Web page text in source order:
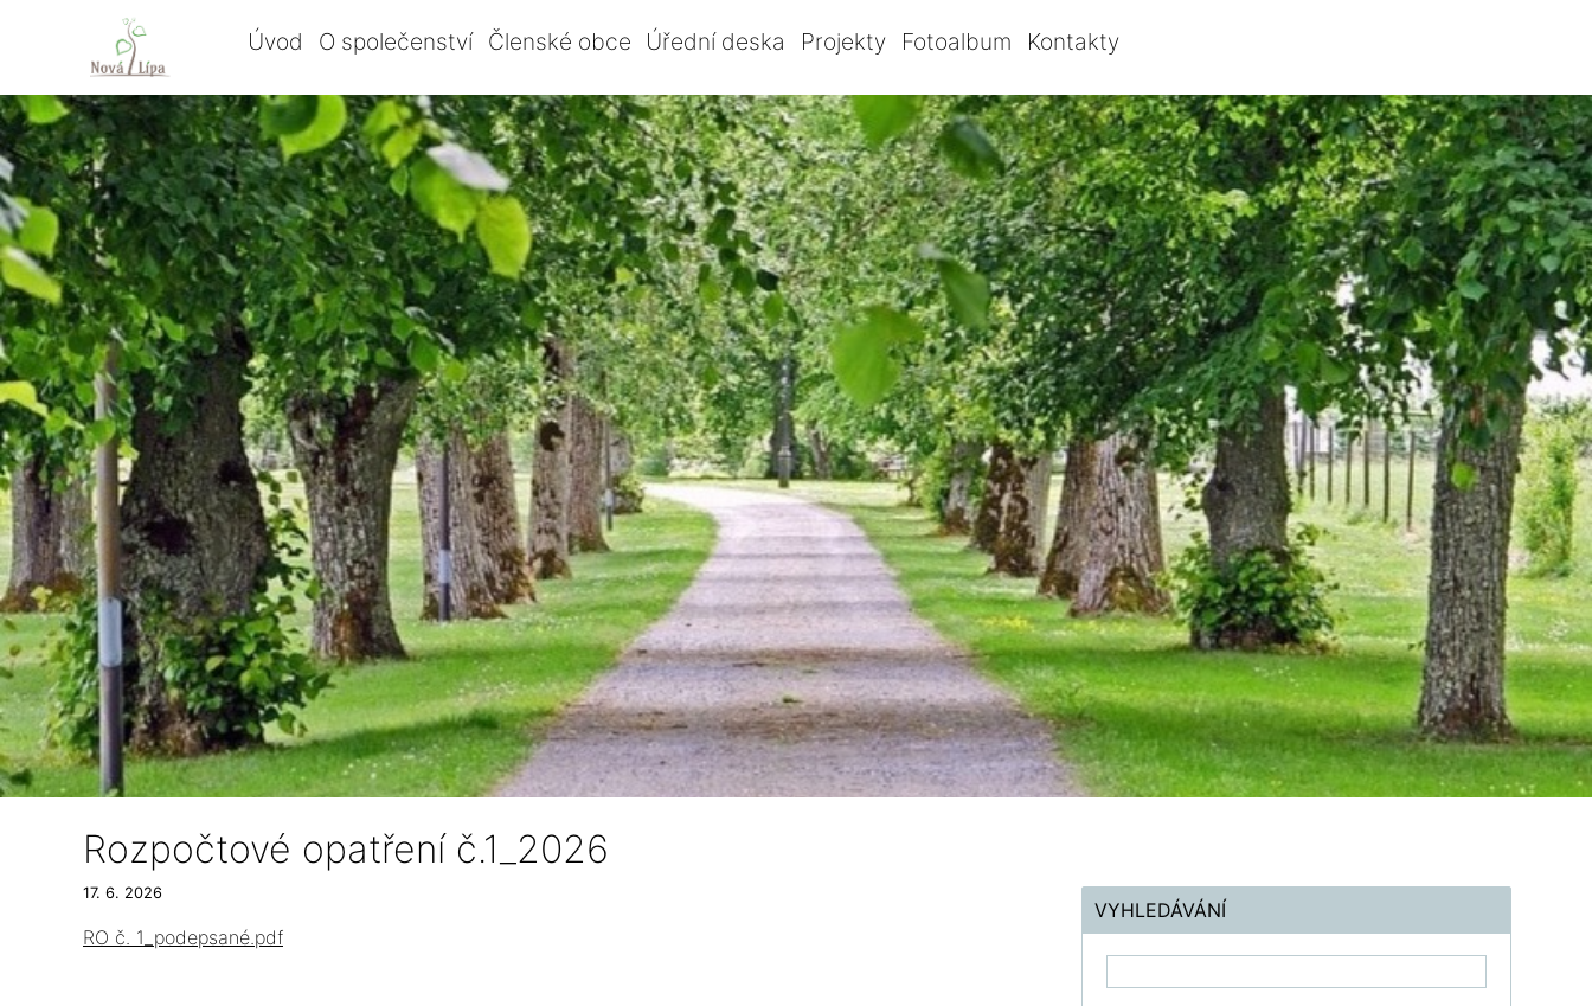
Úvod O společenství Členské obce Úřední deska Projekty Fotoalbum Kontakty
Rozpočtové opatření č.1_2026
17. 6. 2026
RO č. 1_podepsané.pdf
VYHLEDÁVÁNÍ